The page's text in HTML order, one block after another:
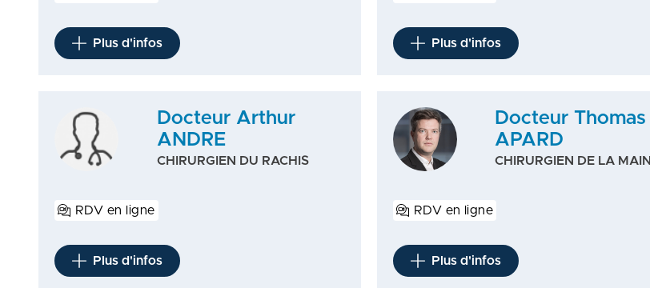
Plus d'infos Plus d'infos
Docteur Arthur
ANDRE
CHIRURGIEN DU RACHIS
RDV en ligne
Plus d'infos
Docteur Thomas
APARD
CHIRURGIEN DE LA MAIN
RDV en ligne
Plus d'infos